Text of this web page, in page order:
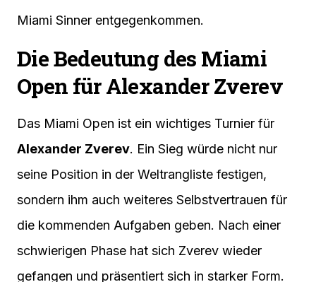
Miami Sinner entgegenkommen.
Die Bedeutung des Miami
Open für Alexander Zverev
Das Miami Open ist ein wichtiges Turnier für
Alexander Zverev. Ein Sieg würde nicht nur
seine Position in der Weltrangliste festigen,
sondern ihm auch weiteres Selbstvertrauen für
die kommenden Aufgaben geben. Nach einer
schwierigen Phase hat sich Zverev wieder
gefangen und präsentiert sich in starker Form.